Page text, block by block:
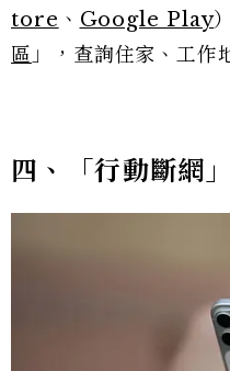
tore 、 Google Play
區 」，查詢住家、工作
四、「行動斷網